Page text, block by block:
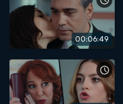
00:06:49